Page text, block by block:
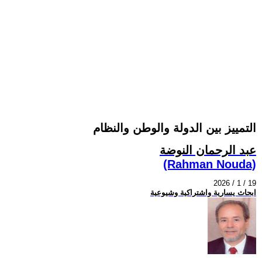
التمييز بين الدولة والوطن والنظام
عبد الرحمان النوضة
(Rahman Nouda)
2026 / 1 / 19
ابحاث يسارية واشتراكية وشيوعية